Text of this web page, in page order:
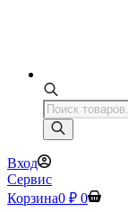
Поиск
товаров
Вход
Сервис
Корзина0 ₽ 0